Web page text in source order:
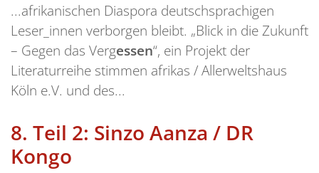
...afrikanischen Diaspora deutschsprachigen
Leser_innen verborgen bleibt. „Blick in die Zukunft
– Gegen das Vergessen“, ein Projekt der
Literaturreihe stimmen afrikas / Allerweltshaus
Köln e.V. und des...
8. Teil 2: Sinzo Aanza / DR
Kongo